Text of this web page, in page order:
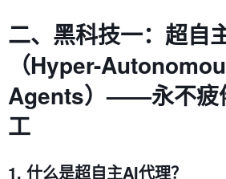
二、黑科技一：超自
（Hyper-
Agents）——永不疲
工
1. 什么是超自主AI代理？